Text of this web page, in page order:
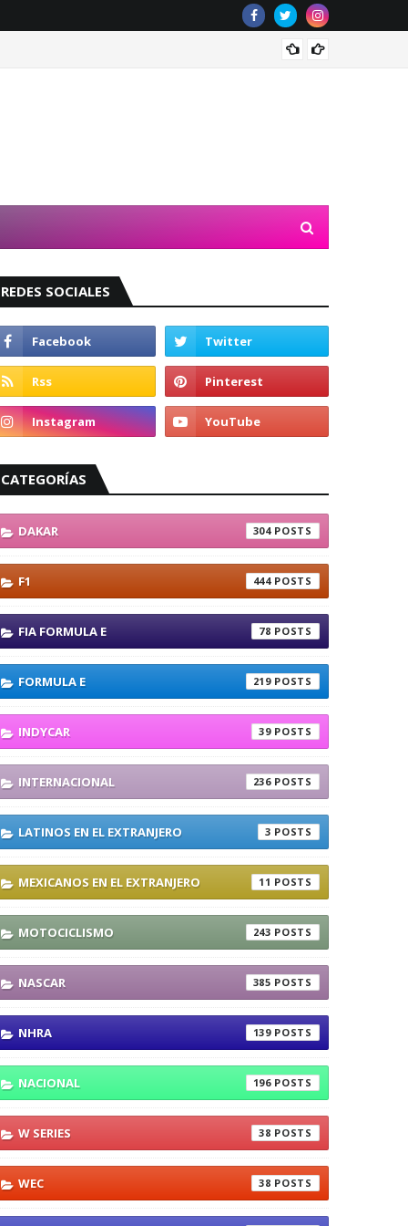
REDES SOCIALES
CATEGORÍAS
DAKAR 304
F1 444
FIA FORMULA E 78
FORMULA E 219
INDYCAR 39
INTERNACIONAL 236
LATINOS EN EL EXTRANJERO 3
MEXICANOS EN EL EXTRANJERO 11
MOTOCICLISMO 243
NASCAR 385
NHRA 139
NACIONAL 196
W SERIES 38
WEC 38